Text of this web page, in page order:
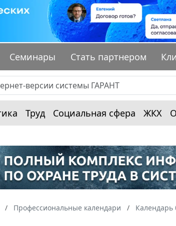
Семинары Стать партнером
Труд Социальная сфера ЖКХ
Профессиональные календари Календарь